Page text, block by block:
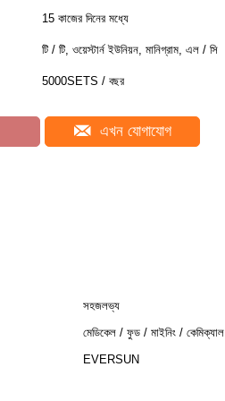
15 কাজের দিনের মধ্যে
টি / টি, ওয়েস্টার্ন ইউনিয়ন, মানিগ্রাম, এল / সি
5000SETS / বছর
এখন যোগাযোগ
সহজলভ্য
মেডিকেল / ফুড / মাইনিং / কেমিক্যাল
EVERSUN